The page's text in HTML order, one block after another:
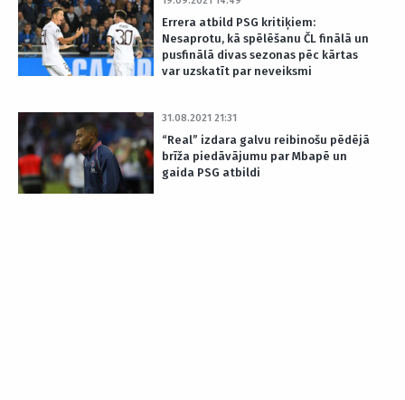
Errera atbild PSG kritiķiem:
Nesaprotu, kā spēlēšanu ČL finālā un
pusfinālā divas sezonas pēc kārtas
var uzskatīt par neveiksmi
31.08.2021 21:31
“Real” izdara galvu reibinošu pēdējā
brīža piedāvājumu par Mbapē un
gaida PSG atbildi